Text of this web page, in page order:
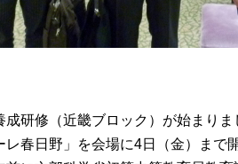
研修（近畿ブロック）が始まり
春日野」を会場に4日（金）まで